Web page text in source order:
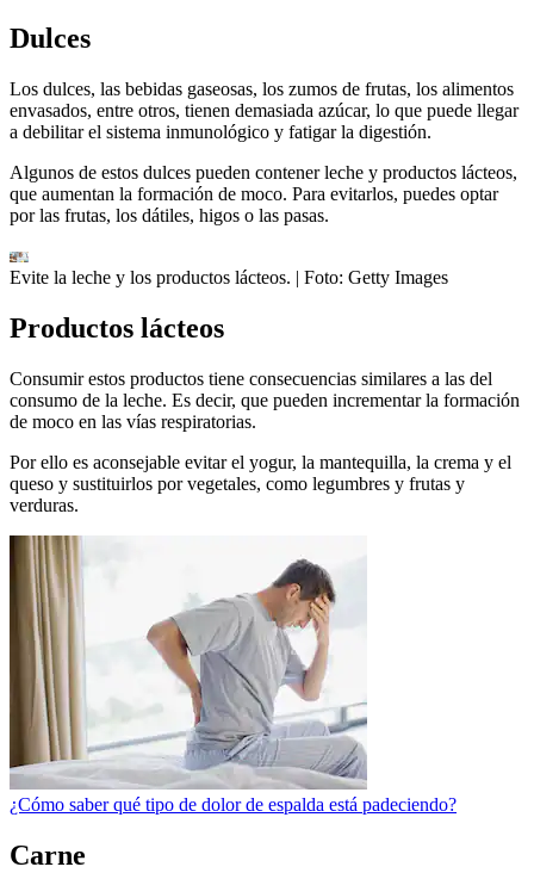
Dulces
Los dulces, las bebidas gaseosas, los zumos de frutas, los alimentos
envasados, entre otros, tienen demasiada azúcar, lo que puede llegar
a debilitar el sistema inmunológico y fatigar la digestión.
Algunos de estos dulces pueden contener leche y productos lácteos,
que aumentan la formación de moco. Para evitarlos, puedes optar
por las frutas, los dátiles, higos o las pasas.
Evite la leche y los productos lácteos. | Foto: Getty Images
Productos lácteos
Consumir estos productos tiene consecuencias similares a las del
consumo de la leche. Es decir, que pueden incrementar la formación
de moco en las vías respiratorias.
Por ello es aconsejable evitar el yogur, la mantequilla, la crema y el
queso y sustituirlos por vegetales, como legumbres y frutas y
verduras.
¿Cómo saber qué tipo de dolor de espalda está padeciendo?
Carne